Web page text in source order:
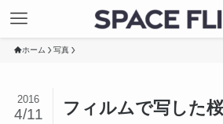
ホーム 写真
フィルムで写した
2016
4/11